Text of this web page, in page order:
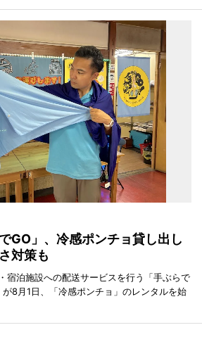
GO」、冷感ポンチョ貸し出し
対策も
宿泊施設への配送サービスを行う「手ぶらで
8月1日、「冷感ポンチョ」のレンタルを始